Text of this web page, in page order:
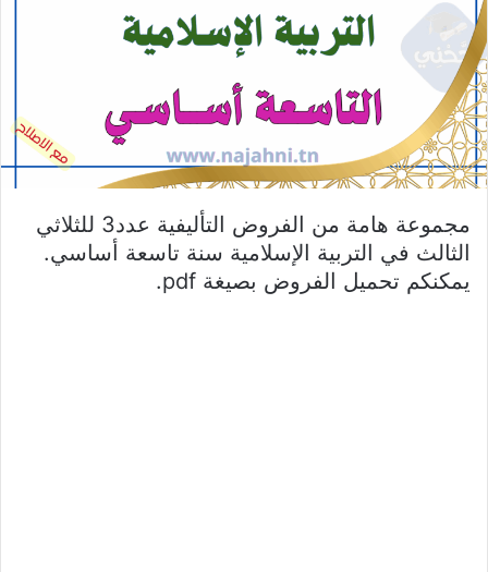
مجموعة هامة من الفروض التأليفية عدد3 للثلاثي
الثالث في التربية الإسلامية سنة تاسعة أساسي.
يمكنكم تحميل الفروض بصيغة pdf.